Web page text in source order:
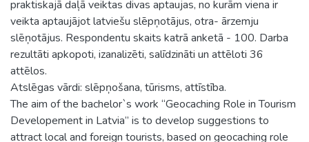
praktiskajā daļā veiktas divas aptaujas, no kurām viena ir
veikta aptaujājot latviešu slēpņotājus, otra- ārzemju
slēņotājus. Respondentu skaits katrā anketā - 100. Darba
rezultāti apkopoti, izanalizēti, salīdzināti un attēloti 36
attēlos.
Atslēgas vārdi: slēpņošana, tūrisms, attīstība.
The aim of the bachelor`s work “Geocaching Role in Tourism
Developement in Latvia” is to develop suggestions to
attract local and foreign tourists, based on geocaching role